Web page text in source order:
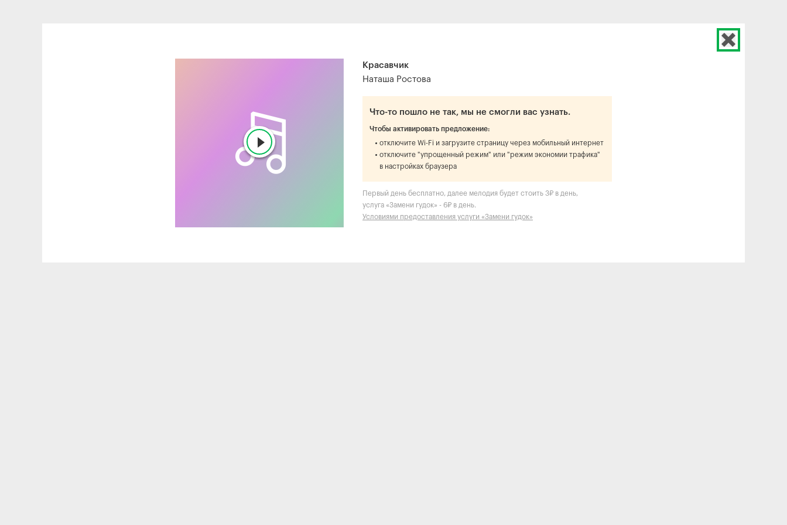
Красавчик
Наташа Ростова
Что-то пошло не так, мы не смогли вас узнать.
Чтобы активировать предложение:
отключите Wi-Fi и загрузите страницу через мобильный интернет
отключите "упрощенный режим" или "режим экономии трафика"
в настройках браузера
Первый день бесплатно, далее мелодия будет стоить 3₽ в день,
услуга «Замени гудок» - 6₽ в день.
Условиями предоставления услуги «Замени гудок»